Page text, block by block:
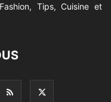
Tips, Cuisine et